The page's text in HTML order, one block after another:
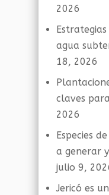
2026
agua
18, 2026
claves
2026
Especies
a generar
julio 9,
Jericó es